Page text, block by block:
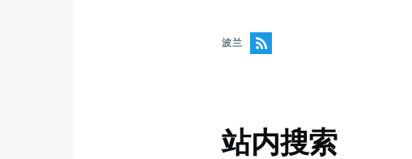
波兰
站内搜索